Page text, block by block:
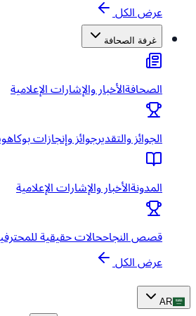
عرض الكل
غرفة الصحافة
الصحافةالأخبار والإشارات الإعلامية
الجوائز والتقديرجوائز وإنجازات
المدونةالأخبار والإشارات الإعلامية
قصص النجاححالات حقيقية
عرض الكل
AR